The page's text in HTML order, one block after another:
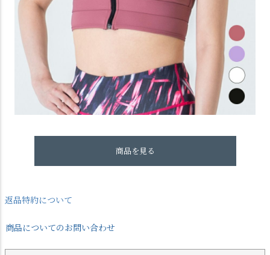
商品を見る
返品特約について
商品についてのお問い合わせ